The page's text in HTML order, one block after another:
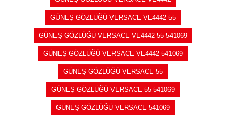
GÜNEŞ GÖZLÜĞÜ VERSACE VE4442 55
GÜNEŞ GÖZLÜĞÜ VERSACE VE4442 55 541069
GÜNEŞ GÖZLÜĞÜ VERSACE VE4442 541069
GÜNEŞ GÖZLÜĞÜ VERSACE 55
GÜNEŞ GÖZLÜĞÜ VERSACE 55 541069
GÜNEŞ GÖZLÜĞÜ VERSACE 541069